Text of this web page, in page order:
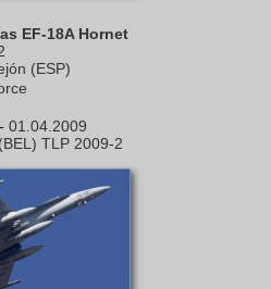
EF-18A Hornet
(ESP)
- 01.04.2009
TLP 2009-2